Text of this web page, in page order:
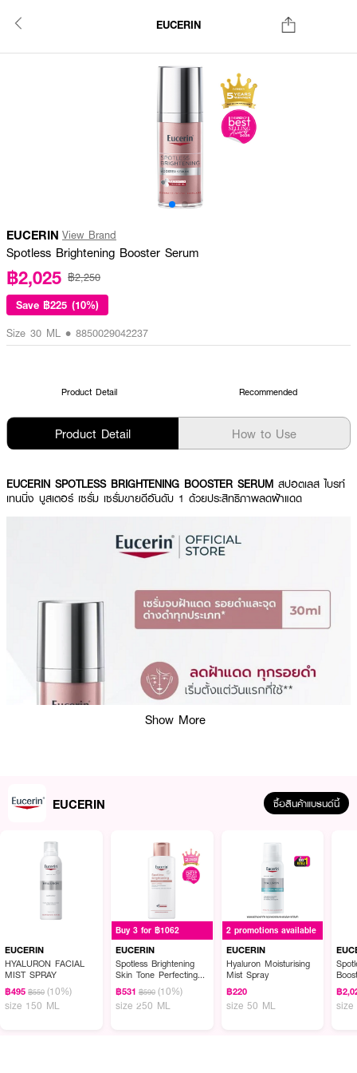
EUCERIN
EUCERIN View Brand
Spotless Brightening Booster Serum
฿2,025 ฿2,250
Save ฿225 (10%)
Size 30 ML • 8850029042237
Product Detail Recommended
Product Detail How to Use
EUCERIN SPOTLESS BRIGHTENING BOOSTER SERUM สปอตเลส ไบรท์
เทนนิ่ง บูสเตอร์ เซรั่ม เซรั่มขายดีอันดับ 1 ด้วยประสิทธิภาพลดฝ้าแดด
ผลลัพธ์ที่ได้ :
EUCERIN SPOTLESS BRIGHTENING BOOSTER SERUM
เทนนิ่ง บูสเตอร์ เซรั่ม เซรั่มขายดีอันดับ 1 ด้วยประสิทธิภาพลดฝ้าแดด
Show More
EUCERIN ซื้อสินค้าแบรนด์นี้
EUCERIN
HYALURON FACIAL
MIST SPRAY
฿495 ฿550 (10%)
size 150 ML
Buy 3 for ฿1062
EUCERIN
Spotless Brightening
Skin Tone Perfecting
Body Lotion
฿531 ฿590 (10%)
size 250 ML
2 promotions available
EUCERIN
Hyaluron Moisturising
Mist Spray
฿220
size 50 ML
฿
size